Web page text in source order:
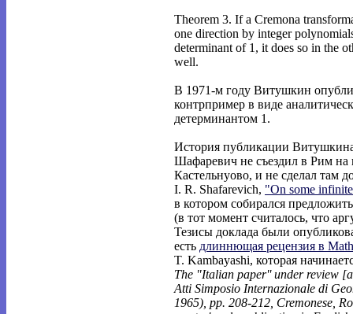
Theorem 3. If a Cremona
one direction by integer
determinant of 1, it does so in the
well.
В 1971-м году Витушкин
контрпример в виде
детерминантом 1.
История публикации
Шафаревич не съездил в Рим
Кастельнуово, и не сделал там
I. R. Shafarevich, "On some
в котором собирался
(в тот момент считалось, что
Тезисы доклада были
есть длиннющая рецензия в
T. Kambayashi, которая
The "Italian paper'' under review
Atti Simposio Internazionale di
1965), pp. 208-212, Cremonese,